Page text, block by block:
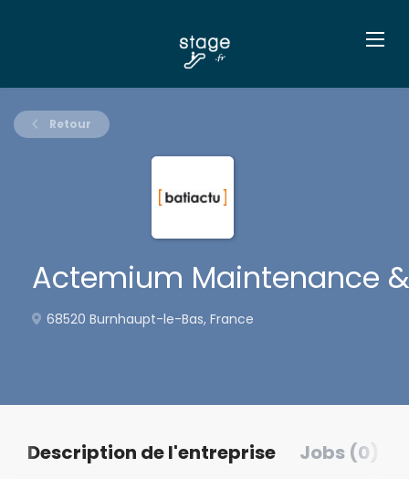
Retour
Actemium Maintenance
68520 Burnhaupt-le-Bas, France
Description de l'entreprise Jobs (0)